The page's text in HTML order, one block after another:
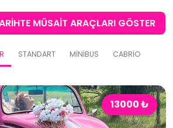
MÜSAIT ARAÇLARI GÖSTER
STANDART MINIBUS CABRIO
13000 ₺